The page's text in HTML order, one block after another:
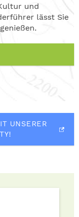
und
lässt Sie
UNSERER